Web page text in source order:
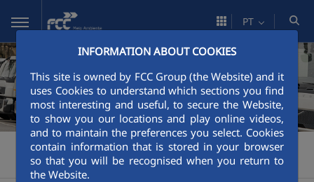
Pular para o Conteúdo principal
INFORMATION ABOUT COOKIES
This site is owned by FCC Group (the Website) and it
uses Cookies to understand which sections you find
most interesting and useful, to secure the Website,
to show you our locations and play online videos,
and to maintain the preferences you select. Cookies
contain information that is stored in your browser
so that you will be recognised when you return to
the Website.
PT
FCC Meio Ambiente >Área Corporativa >Apresentação >
FCCenviro